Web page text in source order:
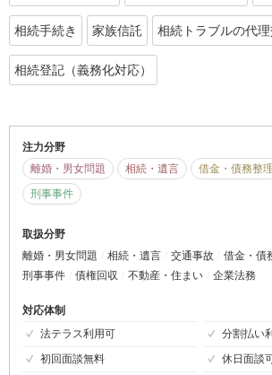
相続手続き 家族信託 相続トラブルの代
相続登記（義務化対応）
注力分野
離婚・男女問題
相続・遺言 借金・債務整理
刑事事件
取扱分野
離婚・男女問題
相続・遺言 交通事故 借金・債
刑事事件
債権回収 不動産・住まい 企業法務
対応体制
法テラス利用可
分割払い
初回面談無料
休日面談